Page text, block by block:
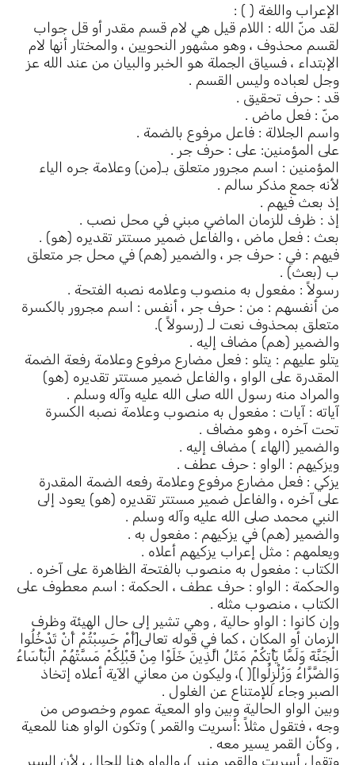
الإعراب واللغة ( ) :
لقد منّ الله : اللام قيل هي لام قسم مقدر أو قل جواب
لقسم محذوف ، وهو مشهور النحويين ، والمختار أنها لام
الإبتداء ، فسياق الجملة هو الخبر والبيان من عند الله عز
وجل لعباده وليس القسم .
قد : حرف تحقيق .
منّ : فعل ماض .
واسم الجلالة : فاعل مرفوع بالضمة .
على المؤمنين: على : حرف جر .
المؤمنين : اسم مجرور متعلق بـ(من) وعلامة جره الياء
لأنه جمع مذكر سالم .
إذ بعث فيهم .
إذ : ظرف للزمان الماضي مبني في محل نصب .
بعث : فعل ماض ، والفاعل ضمير مستتر تقديره (هو) .
فيهم : في : حرف جر ، والضمير (هم) في محل جر متعلق
ب (بعث) .
رسولاً : مفعول به منصوب وعلامه نصبه الفتحة .
من أنفسهم : من : حرف جر ، أنفس : اسم مجرور بالكسرة
متعلق بمحذوف نعت لـ (رسولاً ).
والضمير (هم) مضاف إليه .
يتلو عليهم : يتلو : فعل مضارع مرفوع وعلامة رفعة الضمة
المقدرة على الواو ، والفاعل ضمير مستتر تقديره (هو)
والمراد منه رسول الله صلى الله عليه وآله وسلم .
آياته : آيات : مفعول به منصوب وعلامة نصبه الكسرة
تحت آخره ، وهو مضاف .
والضمير (الهاء ) مضاف إليه .
ويزكيهم : الواو : حرف عطف .
يزكي : فعل مضارع مرفوع وعلامة رفعه الضمة المقدرة
على آخره ، والفاعل ضمير مستتر تقديره (هو) يعود إلى
النبي محمد صلى الله عليه وآله وسلم .
والضمير (هم) في يزكيهم : مفعول به .
ويعلمهم : مثل إعراب يزكيهم أعلاه .
الكتاب : مفعول به منصوب بالفتحة الظاهرة على آخره .
والحكمة : الواو : حرف عطف ، الحكمة : اسم معطوف على
الكتاب ، منصوب مثله .
وإن كانوا : الواو حالية , وهي تشير إلى حال الهيئة وظرف
الزمان أو المكان ، كما في قوله تعالى[أَمْ حَسِبْتُمْ أَنْ تَدْخُلُوا
الْجَنَّةَ وَلَمَّا يَأْتِكُمْ مَثَلُ الَّذِينَ خَلَوْا مِنْ قَبْلِكُمْ مَسَّتْهُمْ الْبَأْسَاءُ
وَالضَّرَّاءُ وَزُلْزِلُوا]( )، وليكون من معاني الآية أعلاه إتخاذ
الصبر وجاء للإمتناع عن الغلول .
وبين الواو الحالية وبين واو المعية عموم وخصوص من
وجه ، فتقول مثلاً :أسريت والقمر ) وتكون الواو هنا للمعية
, وكأن القمر يسير معه .
وتقول أسريت والقمر منير )، والواو هنا للحال ، لأن السير